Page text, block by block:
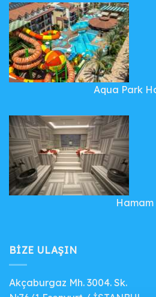
Aqua Park
Hamam
BIZE ULAŞIN
Akçaburgaz Mh. 3004. Sk.